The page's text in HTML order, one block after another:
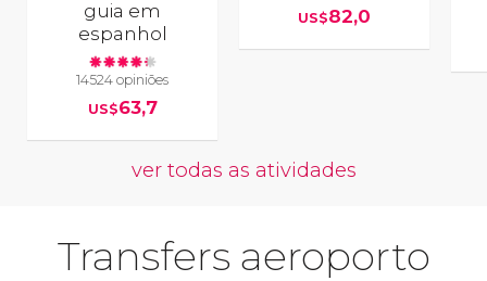
guia em
espanhol
14524 opiniões
US$63,7
US$82,0
ver todas as atividades
Transfers aeroporto